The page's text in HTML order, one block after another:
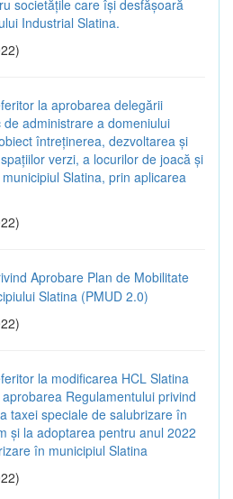
societăţile care își desfăşoară
Industrial Slatina.
la aprobarea delegării
administrare a domeniului
întreţinerea, dezvoltarea și
verzi, a locurilor de joacă şi
Slatina, prin aplicarea
Aprobare Plan de Mobilitate
Slatina (PMUD 2.0)
la modificarea HCL Slatina
Regulamentului privind
taxei speciale de salubrizare în
și la adoptarea pentru anul 2022
în municipiul Slatina